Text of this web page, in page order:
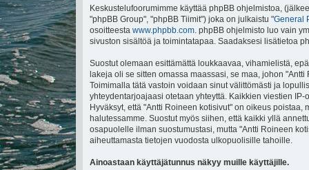
Keskustelufoorumimme käyttää phpBB ohjelmistoa,
"phpBB Group", "phpBB Tiimit") joka on julkaistu "General
osoitteesta www.phpbb.com. phpBB ohjelmisto luo vain
sivuston sisältöä ja toimintatapaa. Saadaksesi lisätietoa
Suostut olemaan esittämättä loukkaavaa, vihamielistä,
lakeja oli se sitten omassa maassasi, se maa, johon
Toimimalla tätä vastoin voidaan sinut välittömästi ja
yhteydentarjoajaasi otetaan yhteyttä. Kaikkien viestien
Hyväksyt, että "Antti Roineen kotisivut" on oikeus
halutessamme. Suostut myös siihen, että kaikki yllä
osapuolelle ilman suostumustasi, mutta "Antti Roineen
aiheuttamasta tietojen vuodosta ulkopuolisille tahoille.
Ainoastaan käyttäjätunnus näkyy muille käyttäjille.